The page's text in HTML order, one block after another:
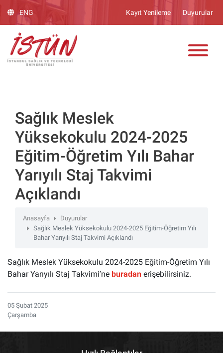
dikkat:
web
sitesinde,
erişilebilirliği
BiClick"
sistemi
bulunur.
ENG Kayıt Yenileme Duyurular
Sağlık Meslek
Yüksekokulu 2024-2025
Eğitim-Öğretim Yılı Bahar
Yarıyılı Staj Takvimi
Açıklandı
Anasayfa
Duyurular
Sağlık Meslek Yüksekokulu 2024-2025 Eğitim-Öğretim Yılı
Bahar Yarıyılı Staj Takvimi Açıklandı
Sağlık Meslek Yüksekokulu 2024-2025 Eğitim-Öğretim Yılı
Bahar Yarıyılı Staj Takvimi’ne buradan erişebilirsiniz.
05 Şubat 2025
Çarşamba